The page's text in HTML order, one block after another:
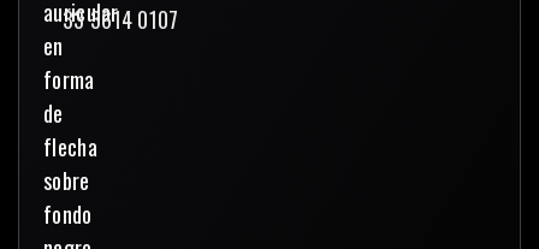
33 3614 0107